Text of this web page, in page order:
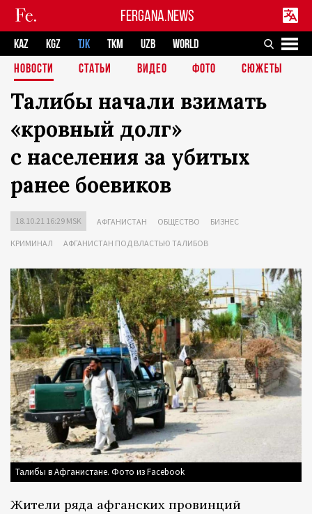
FERGANA.NEWS
KAZ KGZ TJK TKM UZB
WORLD
НОВОСТИ
СТАТЬИ ВИДЕО ФОТО СЮЖЕТЫ
Талибы начали взимать
«кровный долг»
с населения за убитых
ранее боевиков
18.10.21 16:29 MSK АФГАНИСТАН ОБЩЕСТВО БИЗНЕС
КРИМИНАЛ АФГАНИСТАН ПОД ВЛАСТЬЮ ТАЛИБОВ
Талибы в Афганистане. Фото из Facebook
Жители ряда афганских провинций